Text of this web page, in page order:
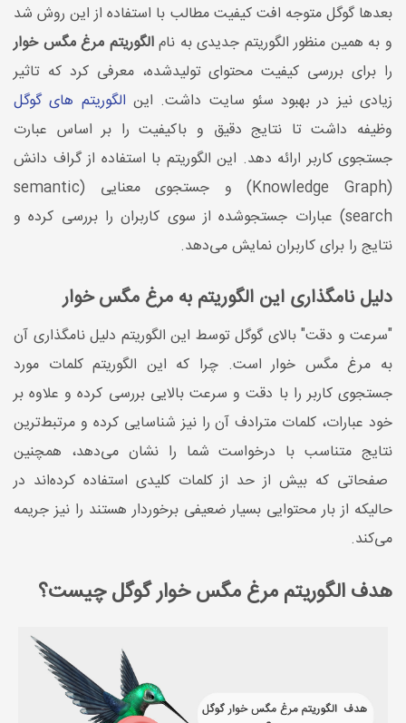
بعدها گوگل متوجه افت کیفیت مطالب با استفاده از این روش شد
و به همین منظور الگوریتم جدیدی به نامالگوریتم مرغ مگس خوار
را برای بررسی کیفیت محتوای تولیدشده، معرفی کرد که تاثیر
زیادی نیز در بهبود سئو سایت داشت. این الگوریتم های گوگل
وظیفه داشت تا نتایج دقیق و باکیفیت را بر اساس عبارت
جستجوی کاربر ارائه دهد. این الگوریتم با استفاده از گراف دانش
(Knowledge Graph) و جستجوی معنایی (semantic
search) عبارات جستجوشده از سوی کاربران را بررسی کرده و
نتایج را برای کاربران نمایش می‌دهد.
دلیل نامگذاری این الگوریتم به مرغ مگس خوار
"سرعت و دقت" بالای گوگل توسط این الگوریتم دلیل نامگذاری آن
به مرغ مگس خوار است. چرا که این الگوریتم کلمات مورد
جستجوی کاربر را با دقت و سرعت بالایی بررسی کرده و علاوه بر
خود عبارات، کلمات مترادف آن را نیز شناسایی کرده و مرتبط‌ترین
نتایج متناسب با درخواست شما را نشان می‌دهد، همچنین
صفحاتی که بیش از حد از کلمات کلیدی استفاده کرده‌اند در
حالیکه از بار محتوایی بسیار ضعیفی برخوردار هستند را نیز جریمه
می‌کند.
هدف الگوریتم مرغ مگس خوار گوگل چیست؟